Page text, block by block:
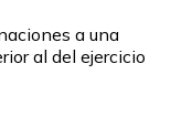
a una
al del ejercicio